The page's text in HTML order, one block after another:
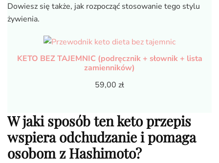
Dowiesz się także, jak rozpocząć stosowanie tego stylu
żywienia.
KETO BEZ TAJEMNIC (podręcznik + słownik + lista
zamienników)
59,00 zł
W jaki sposób ten keto przepis
wspiera odchudzanie i pomaga
osobom z Hashimoto?